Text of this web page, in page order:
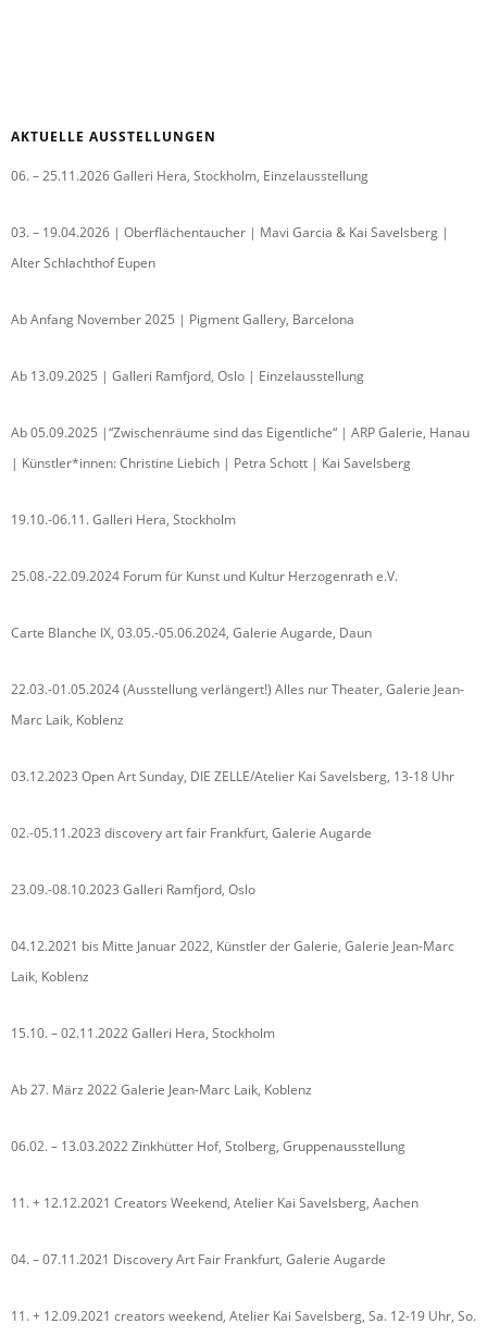
AKTUELLE AUSSTELLUNGEN
06. – 25.11.2026 Galleri Hera, Stockholm, Einzelausstellung
03. – 19.04.2026 | Oberflächentaucher | Mavi Garcia & Kai Savelsberg |
Alter Schlachthof Eupen
Ab Anfang November 2025 | Pigment Gallery, Barcelona
Ab 13.09.2025 | Galleri Ramfjord, Oslo | Einzelausstellung
Ab 05.09.2025 |“Zwischenräume sind das Eigentliche“ | ARP Galerie, Hanau
| Künstler*innen: Christine Liebich | Petra Schott | Kai Savelsberg
19.10.-06.11. Galleri Hera, Stockholm
25.08.-22.09.2024 Forum für Kunst und Kultur Herzogenrath e.V.
Carte Blanche IX, 03.05.-05.06.2024, Galerie Augarde, Daun
22.03.-01.05.2024 (Ausstellung verlängert!) Alles nur Theater, Galerie Jean-
Marc Laik, Koblenz
03.12.2023 Open Art Sunday, DIE ZELLE/Atelier Kai Savelsberg, 13-18 Uhr
02.-05.11.2023 discovery art fair Frankfurt, Galerie Augarde
23.09.-08.10.2023 Galleri Ramfjord, Oslo
04.12.2021 bis Mitte Januar 2022, Künstler der Galerie, Galerie Jean-Marc
Laik, Koblenz
15.10. – 02.11.2022 Galleri Hera, Stockholm
Ab 27. März 2022 Galerie Jean-Marc Laik, Koblenz
06.02. – 13.03.2022 Zinkhütter Hof, Stolberg, Gruppenausstellung
11. + 12.12.2021 Creators Weekend, Atelier Kai Savelsberg, Aachen
04. – 07.11.2021 Discovery Art Fair Frankfurt, Galerie Augarde
11. + 12.09.2021 creators weekend, Atelier Kai Savelsberg, Sa. 12-19 Uhr, So.